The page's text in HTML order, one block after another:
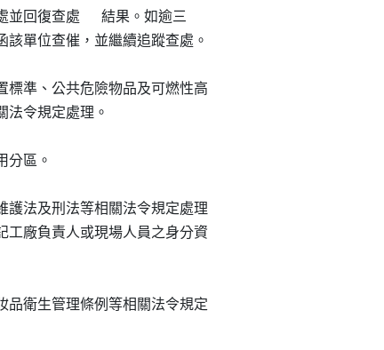
並回復查處      結果。如逾三
函該單位查催，並繼續追蹤查處。
置標準、公共危險物品及可燃性高
關法令規定處理。
分區。
維護法及刑法等相關法令規定處理
記工廠負責人或現場人員之身分資
妝品衛生管理條例等相關法令規定